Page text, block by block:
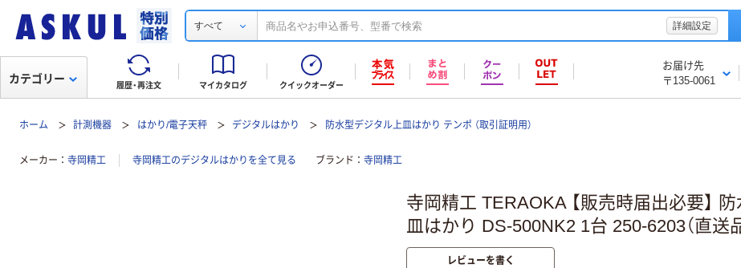
すべて 詳細設定
履歴・再注文 マイカタログ クイックオーダー
お届け先
〒135-0061
カテゴリー
ホーム 計測機器 はかり/電子天秤 デジタルはかり 防水型デジタル上皿はかり テンポ （取引証明用）
メーカー 寺岡精工 寺岡精工のデジタルはかりを全て見る ブランド 寺岡精工
寺岡精工 TERAOKA 【販売時届出必要】
皿はかり DS-500NK2 1台 250-6203（直送品
レビューを書く